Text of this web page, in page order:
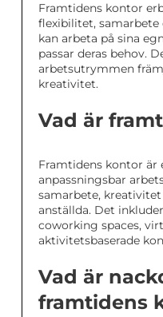
Framtidens kontor
flexibilitet,
kan arbeta på sina
passar deras behov.
arbetsutrymmen
kreativitet.
Vad är
Framtidens kontor är
anpassningsbar
samarbete,
anställda. Det
coworking spaces,
aktivitetsbaserade
Vad är
framtidens